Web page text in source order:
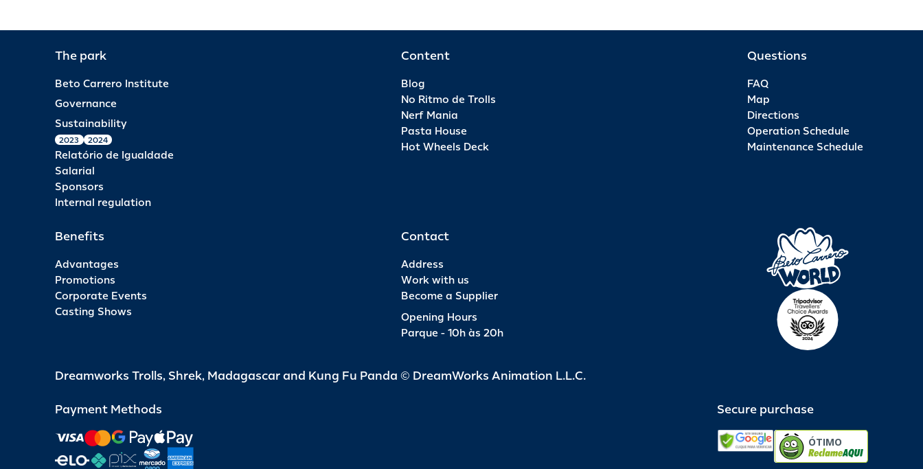
The park
Beto Carrero Institute
Governance
Sustainability
2023 2024
Relatório de Igualdade
Salarial
Sponsors
Internal regulation
Content
Blog
No Ritmo de Trolls
Nerf Mania
Pasta House
Hot Wheels Deck
Questions
FAQ
Map
Directions
Operation Schedule
Maintenance Schedule
Benefits
Advantages
Promotions
Corporate Events
Casting Shows
Contact
Address
Work with us
Become a Supplier
Opening Hours
Parque - 10h às 20h
Dreamworks Trolls, Shrek, Madagascar and Kung Fu Panda © DreamWorks Animation L.L.C.
Payment Methods Secure purchase
ÓTIMO